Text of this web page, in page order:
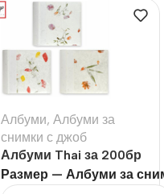
Албуми, Албуми за
снимки с джоб
Албуми Thai за 200бр
10×15 или 13х18
Размер — Албуми за